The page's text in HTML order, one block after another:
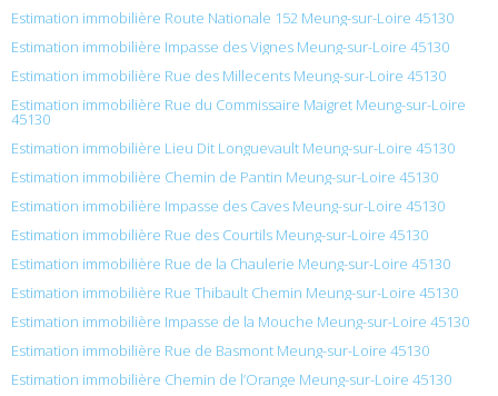
Estimation immobilière Route Nationale 152 Meung-sur-Loire 45130
Estimation immobilière Impasse des Vignes Meung-sur-Loire 45130
Estimation immobilière Rue des Millecents Meung-sur-Loire 45130
Estimation immobilière Rue du Commissaire Maigret Meung-sur-Loire
45130
Estimation immobilière Lieu Dit Longuevault Meung-sur-Loire 45130
Estimation immobilière Chemin de Pantin Meung-sur-Loire 45130
Estimation immobilière Impasse des Caves Meung-sur-Loire 45130
Estimation immobilière Rue des Courtils Meung-sur-Loire 45130
Estimation immobilière Rue de la Chaulerie Meung-sur-Loire 45130
Estimation immobilière Rue Thibault Chemin Meung-sur-Loire 45130
Estimation immobilière Impasse de la Mouche Meung-sur-Loire 45130
Estimation immobilière Rue de Basmont Meung-sur-Loire 45130
Estimation immobilière Chemin de l’Orange Meung-sur-Loire 45130